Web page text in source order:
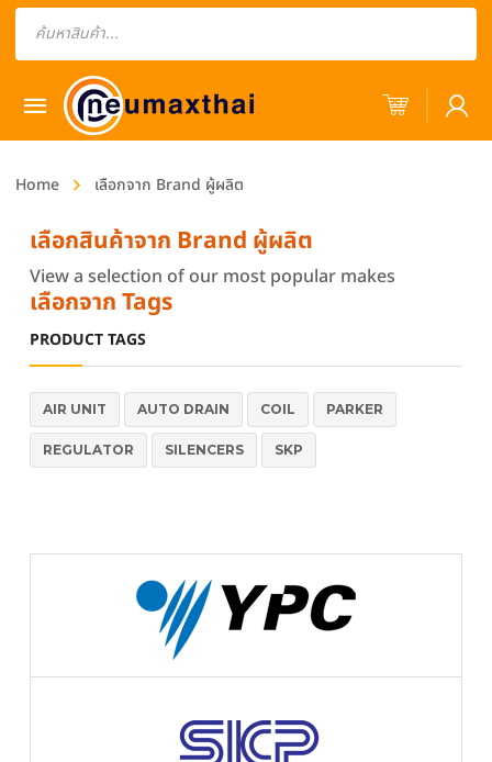
Products
search
Home เลือกจาก Brand ผู้ผลิต
เลือกสินค้าจาก Brand ผู้ผลิต
View a selection of our most popular makes
เลือกจาก Tags
PRODUCT TAGS
AIR UNIT AUTO DRAIN COIL PARKER
REGULATOR SILENCERS SKP